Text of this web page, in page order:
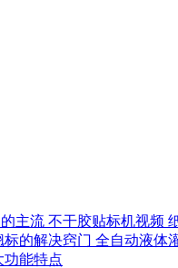
主流 不干胶贴标机视频
的解决窍门 全自动液体
功能特点